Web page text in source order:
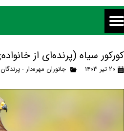
کورکور سیاه (پرنده‌ای از
۲۰ تیر ۱۴۰۳ جانوران مهره‌دار - پرندگان